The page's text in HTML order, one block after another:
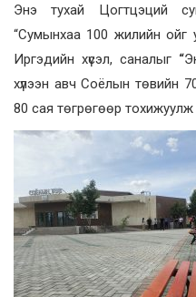
Энэ тухай Цогтцэций
“Сумынхаа 100 жилийн ойг
Иргэдийн хүсэл, саналыг “
хүлээн авч Соёлын төвийн
80 сая төгрөгөөр тохижуулж